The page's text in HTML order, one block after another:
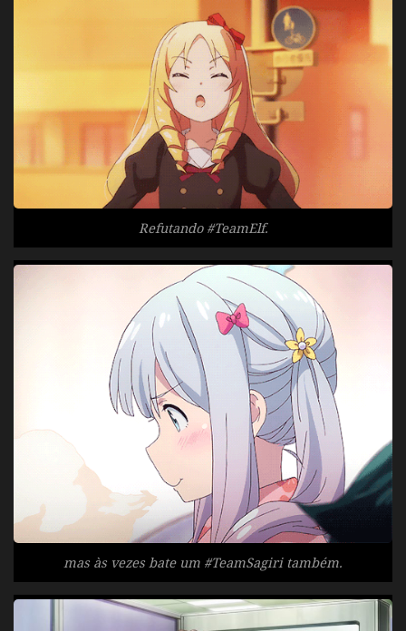
Refutando #TeamElf.
mas às vezes bate um #TeamSagiri também.